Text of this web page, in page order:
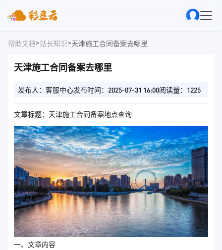
帮助文档>站长知识>天津施工合同备案去哪里
天津施工合同备案去哪里
发布人：客服中心发布时间：2025-07-31 16:00阅读量：1225
文章标题：天津施工合同备案地点查询
一、文章内容